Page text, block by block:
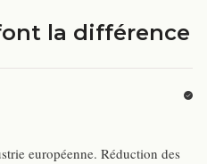
la différence
européenne. Réduction des